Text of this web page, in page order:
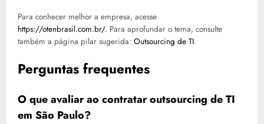
Para conhecer melhor a empresa, acesse
https://otenbrasil.com.br/. Para aprofundar o tema, consulte
também a página pilar sugerida: Outsourcing de TI.
Perguntas frequentes
O que avaliar ao contratar outsourcing de TI
em São Paulo?